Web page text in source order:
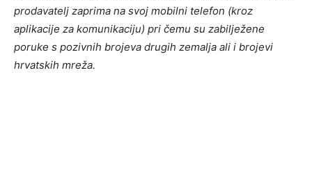
prodavatelj zaprima na svoj mobilni telefon (kroz
aplikacije za komunikaciju) pri čemu su zabilježene
poruke s pozivnih brojeva drugih zemalja ali i brojevi
hrvatskih mreža.